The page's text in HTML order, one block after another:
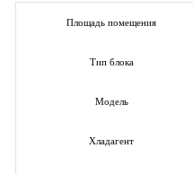
Площадь помещения
Тип блока
Модель
Хладагент